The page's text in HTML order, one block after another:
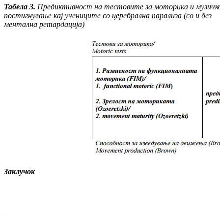
Табела 3. Прeдиктивност на тестовите за моторика и
постигнување кај учениците со церебрална парализа (со и без
ментална ретардација)
Заклучок